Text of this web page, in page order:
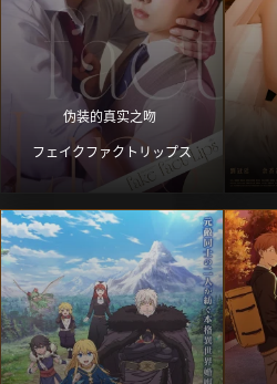
伪装的真实之吻
フェイクファクトリップス